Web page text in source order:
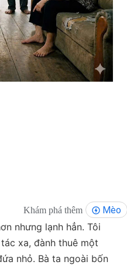
Khám phá thêm Mèo
nhưng lạnh hẳn. Tôi
xa, đành thuê một
nhỏ. Bà ta ngoài bốn